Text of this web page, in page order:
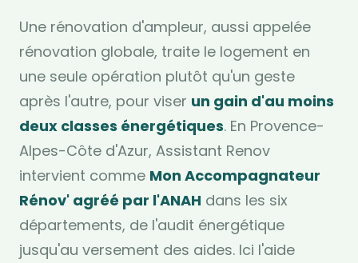
Une rénovation d'ampleur, aussi appelée
rénovation globale, traite le logement en
une seule opération plutôt qu'un geste
après l'autre, pour viser un gain d'au moins
deux classes énergétiques. En Provence-
Alpes-Côte d'Azur, Assistant Renov
intervient comme Mon Accompagnateur
Rénov' agréé par l'ANAH dans les six
départements, de l'audit énergétique
jusqu'au versement des aides. Ici l'aide